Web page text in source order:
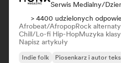
Serwis Medialny/
> 4400 udzielonych
Afrobeat/AfropopRock
Chill/Lo-fi Hip-HopMuzyka
Napisz artykuły
Indie folk Piosenkarz i autor